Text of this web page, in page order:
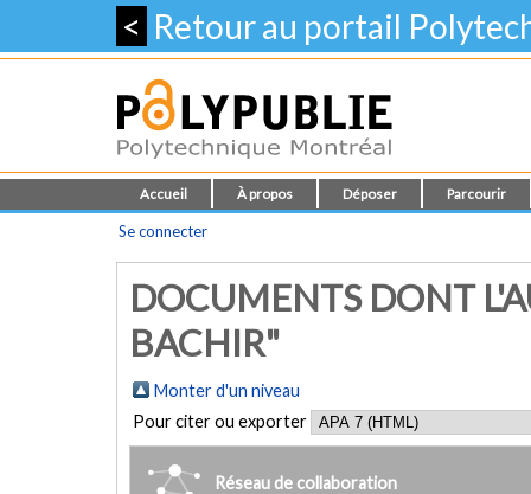
< Retour au portail
Accueil À propos Déposer Parcourir
Se connecter
DOCUMENTS DONT
BACHIR"
Monter d'un niveau
Pour citer ou exporter
Réseau de collaboration